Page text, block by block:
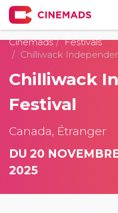
Cinemads
Festivals
Chilliwack
Chilliwack
Festival
Canada, Étranger
DU 20
2025